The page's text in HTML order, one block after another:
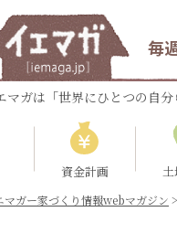
毎
マガは「世界にひとつの自
資金計画
マガー家づくり情報webマガジン >